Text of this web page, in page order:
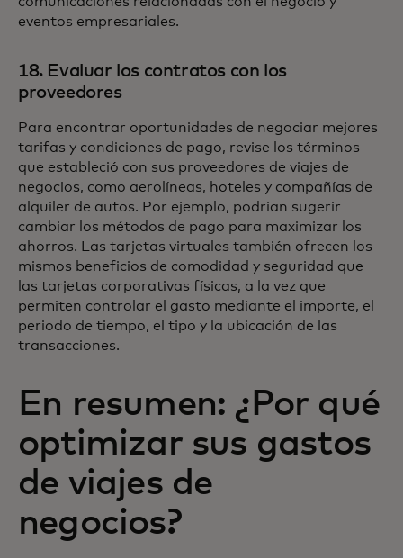
eventos empresariales.
18. Evaluar los contratos con los
proveedores
Para encontrar oportunidades de negociar mejores
tarifas y condiciones de pago, revise los términos
que estableció con sus proveedores de viajes de
negocios, como aerolíneas, hoteles y compañías de
alquiler de autos. Por ejemplo, podrían sugerir
cambiar los métodos de pago para maximizar los
ahorros. Las tarjetas virtuales también ofrecen los
mismos beneficios de comodidad y seguridad que
las tarjetas corporativas físicas, a la vez que
permiten controlar el gasto mediante el importe, el
periodo de tiempo, el tipo y la ubicación de las
transacciones.
En resumen: ¿Por qué
optimizar sus gastos
de viajes de
negocios?